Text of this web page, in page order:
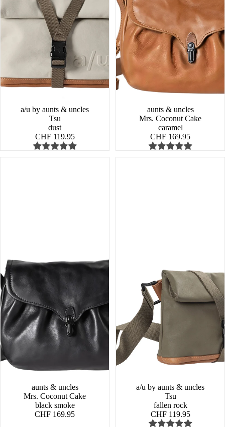
a/u by aunts & uncles
Tsu
dust
CHF 119.95
aunts & uncles
Mrs. Coconut Cake
caramel
CHF 169.95
aunts & uncles
Mrs. Coconut Cake
black smoke
CHF 169.95
a/u by aunts & uncles
Tsu
fallen rock
CHF 119.95